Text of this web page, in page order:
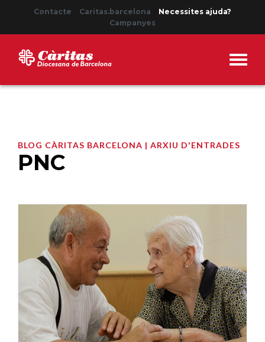
Contacte Caritas.barcelona
Necessites ajuda?
Campanyes
BLOG CÀRITAS BARCELONA | ARXIU D'ENTRADES
PNC